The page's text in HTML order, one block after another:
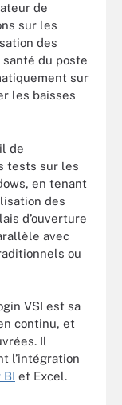
de
sur les
des
du poste
sur
les baisses
de
tests sur les
en tenant
des
d’ouverture
avec
ou
VSI est sa
continu, et
Il
l’intégration
BI et Excel.